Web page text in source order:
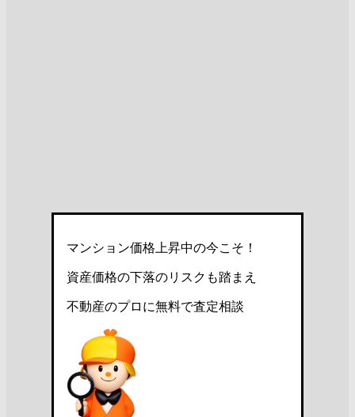
マンション価格上昇中の今こそ！
資産価格の下落のリスクも踏まえ
不動産のプロに無料で査定相談